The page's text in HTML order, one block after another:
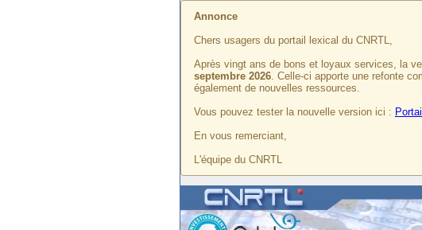
Annonce
Chers usagers du portail lexical du CNRTL,
Après vingt ans de bons et loyaux services, la
septembre 2026. Celle-ci apporte une refonte
également de nouvelles ressources.
Vous pouvez tester la nouvelle version ici :
En vous remerciant,
L'équipe du CNRTL